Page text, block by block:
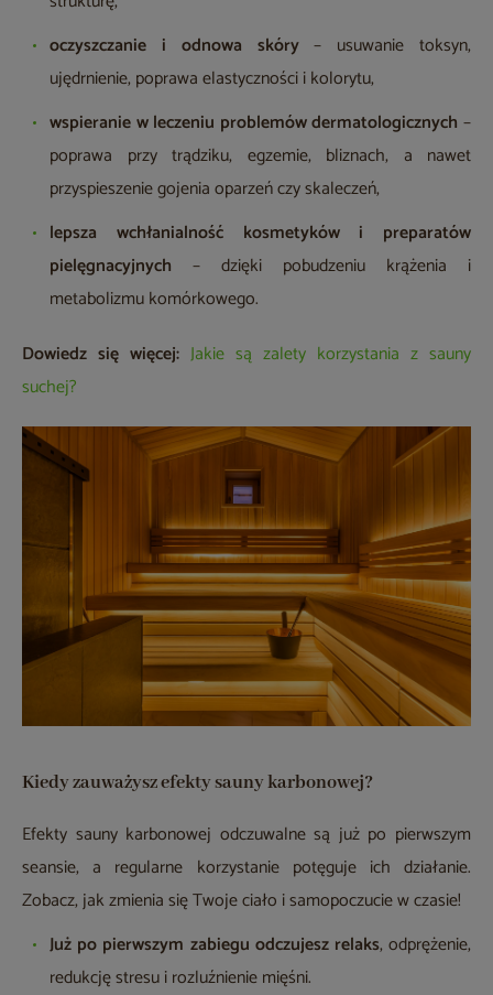
oczyszczanie i odnowa skóry– usuwanie toksyn,
ujędrnienie, poprawa elastyczności i kolorytu,
wspieranie w leczeniu problemów dermatologicznych –
poprawa przy trądziku, egzemie, bliznach, a nawet
przyspieszenie gojenia oparzeń czy skaleczeń,
lepsza wchłanialność kosmetyków i preparatów
pielęgnacyjnych – dzięki pobudzeniu krążenia i
metabolizmu komórkowego.
Dowiedz się więcej: Jakie są zalety korzystania z sauny
suchej?
Kiedy zauważysz efekty sauny karbonowej?
Efekty sauny karbonowej odczuwalne są już po pierwszym
seansie, a regularne korzystanie potęguje ich działanie.
Zobacz, jak zmienia się Twoje ciało i samopoczucie w czasie!
Już po pierwszym zabiegu odczujesz relaks, odprężenie,
redukcję stresu i rozluźnienie mięśni.